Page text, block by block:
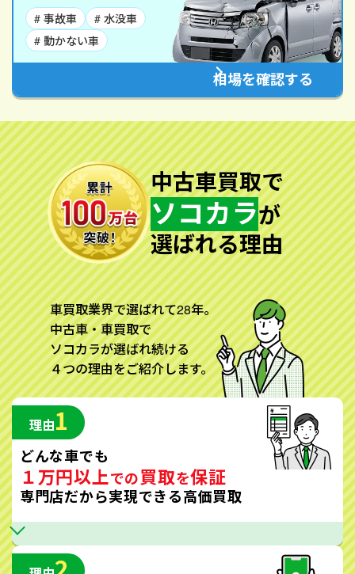
# 事故車
# 水没車
# 動かない車
相場を確認する
中古車買取で
ソコカラが
選ばれる理由
車買取業界で選ばれて28年。
中古車・車買取で
ソコカラが選ばれ続ける
４つの理由をご紹介します。
理由1
どんな車でも
１万円以上での買取を保証
専門店だから実現できる高価買取